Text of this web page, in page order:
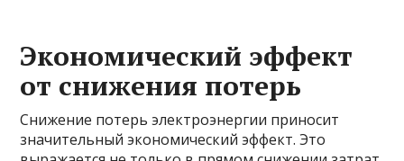
Экономический эффект
от снижения потерь
Снижение потерь электроэнергии приносит
значительный экономический эффект. Это